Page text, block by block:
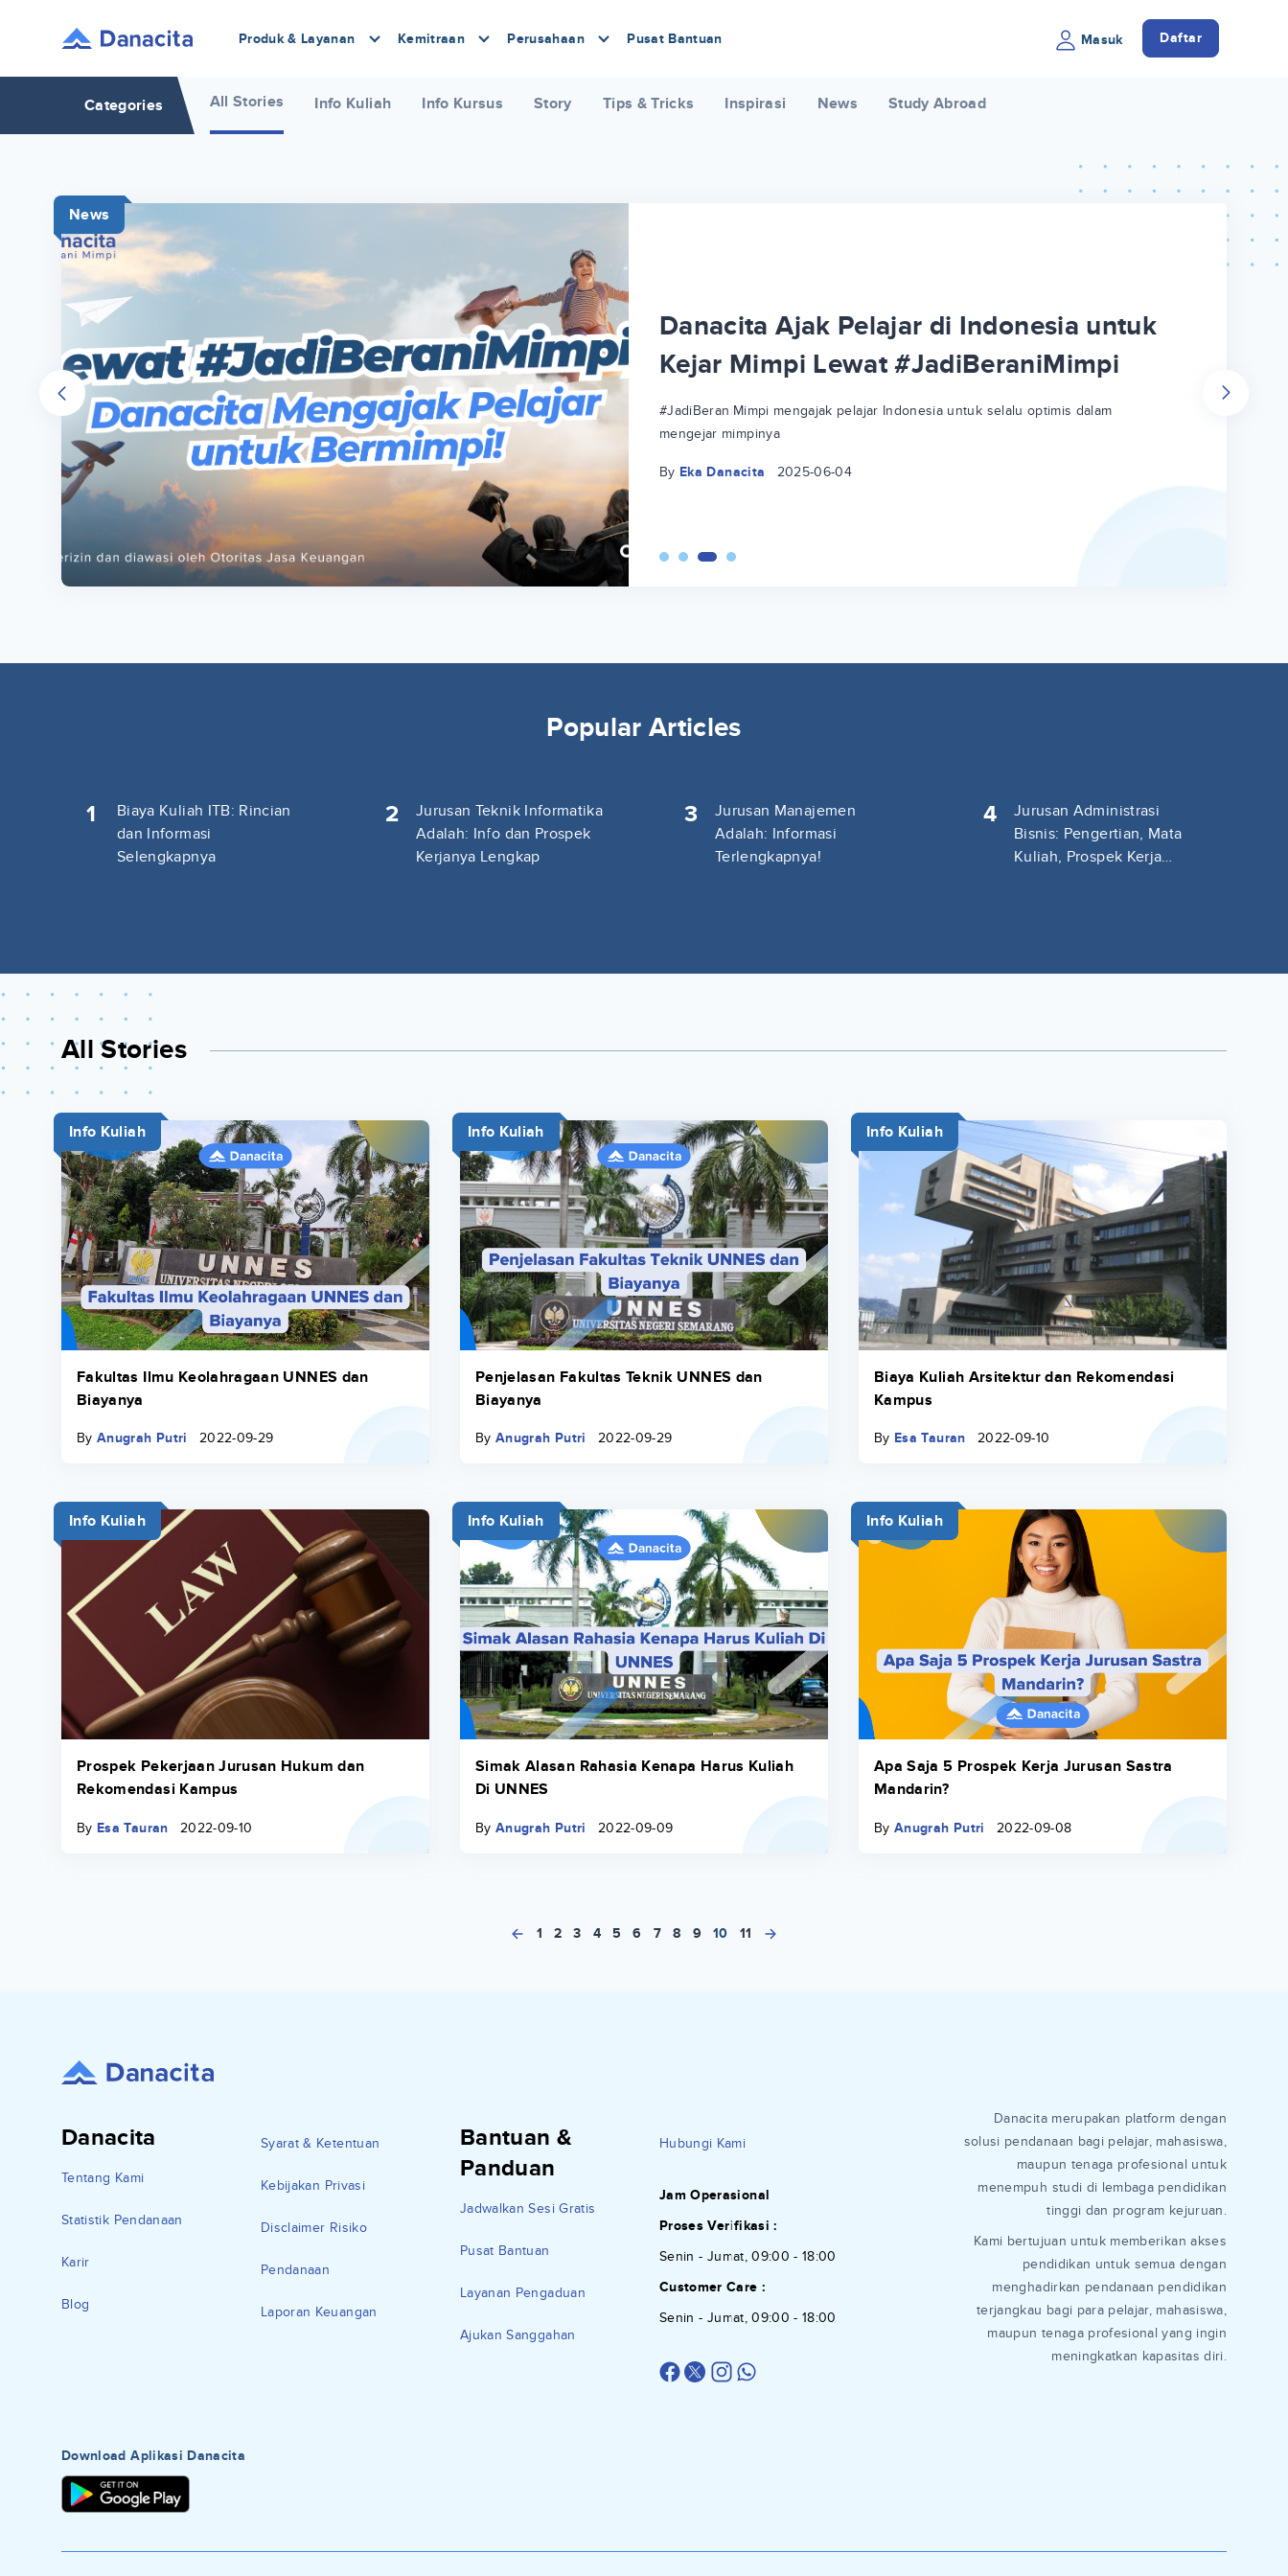
Produk & Layanan Kemitraan Perusahaan Pusat Bantuan Masuk Daftar
Categories All Stories Info Kuliah Info Kursus Story Tips & Tricks Inspirasi News Study Abroad
News
Danacita Ajak Pelajar di Indonesia untuk
Kejar Mimpi Lewat #JadiBeraniMimpi
#JadiBeraniMimpi mengajak pelajar Indonesia untuk selalu optimis dalam
mengejar mimpinya
By Eka Danacita 2025-06-04
Popular Articles
1
Biaya Kuliah ITB: Rincian
dan Informasi
Selengkapnya
2
Jurusan Teknik Informatika
Adalah: Info dan Prospek
Kerjanya Lengkap
3
Jurusan Manajemen
Adalah: Informasi
Terlengkapnya!
4
Jurusan Administrasi
Bisnis: Pengertian, Mata
Kuliah, Prospek Kerja
All Stories
Info Kuliah
Fakultas Ilmu Keolahragaan UNNES dan
Biayanya
By Anugrah Putri 2022-09-29
Info Kuliah
Penjelasan Fakultas Teknik UNNES dan
Biayanya
By Anugrah Putri 2022-09-29
Info Kuliah
Biaya Kuliah Arsitektur dan Rekomendasi
Kampus
By Esa Tauran 2022-09-10
Info Kuliah
Prospek Pekerjaan Jurusan Hukum dan
Rekomendasi Kampus
By Esa Tauran 2022-09-10
Info Kuliah
Simak Alasan Rahasia Kenapa Harus Kuliah
Di UNNES
By Anugrah Putri 2022-09-09
Info Kuliah
Apa Saja 5 Prospek Kerja Jurusan Sastra
Mandarin?
By Anugrah Putri 2022-09-08
1 2 3 4 5 6 7 8 9 10 11
Danacita
Tentang Kami
Statistik Pendanaan
Karir
Blog
Syarat & Ketentuan
Kebijakan Privasi
Disclaimer Risiko
Pendanaan
Laporan Keuangan
Bantuan &
Panduan
Jadwalkan Sesi Gratis
Pusat Bantuan
Layanan Pengaduan
Ajukan Sanggahan
Hubungi Kami
Jam Operasional
Proses Verifikasi :
Senin - Jumat, 09:00 - 18:00
Customer Care :
Senin - Jumat, 09:00 - 18:00
Danacita merupakan platform dengan
solusi pendanaan bagi pelajar, mahasiswa,
maupun tenaga profesional untuk
menempuh studi di lembaga pendidikan
tinggi dan program kejuruan.
Kami bertujuan untuk memberikan akses
pendidikan untuk semua dengan
menghadirkan pendanaan pendidikan
terjangkau bagi para pelajar, mahasiswa,
maupun tenaga profesional yang ingin
meningkatkan kapasitas diri.
Download Aplikasi Danacita